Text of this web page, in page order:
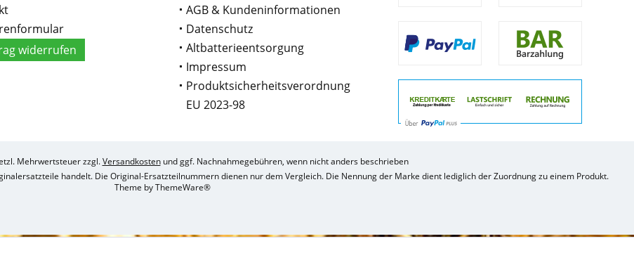
widerrufen
AGB & Kundeninformationen
Datenschutz
Altbatterieentsorgung
Impressum
Produktsicherheitsverordnung
EU 2023-98
Mehrwertsteuer zzgl.Versandkostenund ggf. Nachnahmegebühren, wenn nicht anders beschrieben
handelt. Die Original-Ersatzteilnummern dienen nur dem Vergleich. Die Nennung der Marke dient lediglich der Zuordnung zu einem Produkt.
Theme byThemeWare®